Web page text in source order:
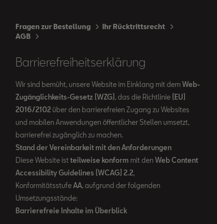
Fragen zur Bestellung
Ihr Rücktrittsrecht
AGB
Barrierefreiheitserklärung
Wir sind bemüht, unsere Website im Einklang mit dem Web-
Zugänglichkeits-Gesetz (WZG) , das die Richtlinie (EU)
2016/2102 über den barrierefreien Zugang zu Websites
und mobilen Anwendungen öffentlicher Stellen umsetzt,
barrierefrei zugänglich zu machen.
Stand der Vereinbarkeit mit den Anforderungen
Diese Website ist teilweise konform mit den Web Content
Accessibility Guidelines (WCAG) 2.2,
KonformitätsstufeAA, aufgrund der folgenden
Umsetzungsstände:
Barrierefreie Inhalte im Überblick